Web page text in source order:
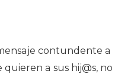
contundente a
quieren a sus hij@s, no